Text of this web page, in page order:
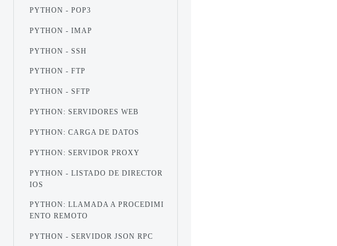
PYTHON - POP3
PYTHON - IMAP
PYTHON - SSH
PYTHON - FTP
PYTHON - SFTP
PYTHON: SERVIDORES WEB
PYTHON: CARGA DE DATOS
PYTHON: SERVIDOR PROXY
PYTHON - LISTADO DE DIRECTOR
IOS
PYTHON: LLAMADA A PROCEDIMI
ENTO REMOTO
PYTHON - SERVIDOR JSON RPC